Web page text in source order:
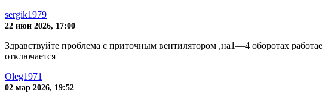
sergik1979
22 июн 2026, 17:00
Здравствуйте проблема с приточным вентилятором ,на1—4 оборотах
отключается
Oleg1971
02 мар 2026, 19:52